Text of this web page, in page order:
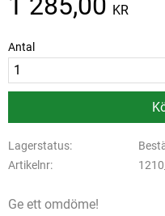
KR
Antal
Lagerstatus
Artikelnr
Ge ett omdöme!